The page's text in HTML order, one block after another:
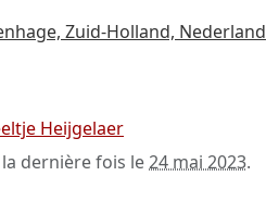
Zuid-Holland, Nederland
Heijgelaer
dernière fois le24 mai 2023.